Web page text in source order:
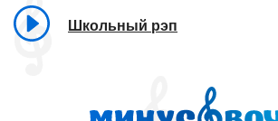
Школьный рэп